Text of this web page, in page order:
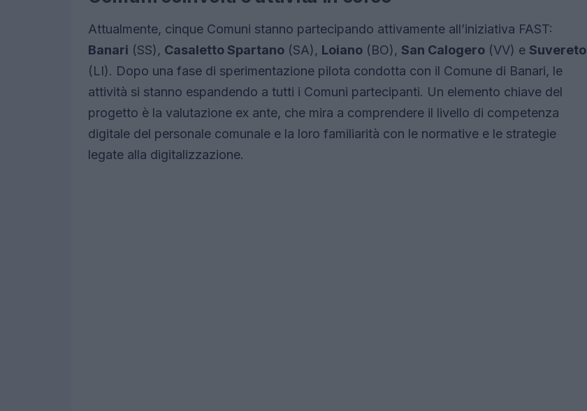
Attualmente, cinque Comuni stanno partecipando attivamente all’iniziativa FAST:
Banari (SS), Casaletto Spartano (SA), Loiano (BO), San Calogero (VV) e Suvereto
(LI). Dopo una fase di sperimentazione pilota condotta con il Comune di Banari, le
attività si stanno espandendo a tutti i Comuni partecipanti. Un elemento chiave del
progetto è la valutazione ex ante, che mira a comprendere il livello di competenza
digitale del personale comunale e la loro familiarità con le normative e le strategie
legate alla digitalizzazione.